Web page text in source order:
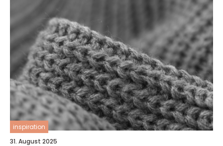
inspiration
31. August 2025